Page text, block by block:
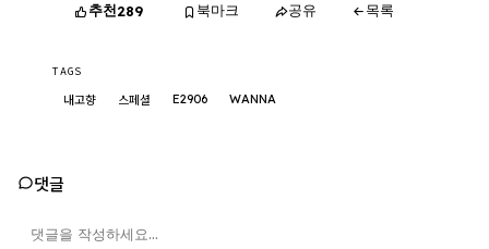
추천289 북마크 공유 목록
TAGS
내고향 스페셜 E2906 WANNA
댓글